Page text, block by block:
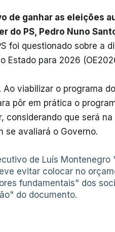
de ganhar as eleições
do PS, Pedro Nuno
foi questionado sobre a
Estado para 2026
viabilizar o programa
pôr em prática o
considerando que será
se avaliará o Governo.
de Luís Montenegro
evitar colocar no
fundamentais" dos
do documento.